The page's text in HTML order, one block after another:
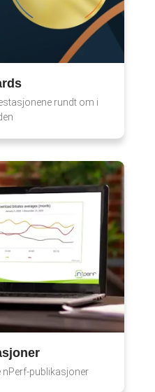
rundt om i
nPerf-publikasjoner